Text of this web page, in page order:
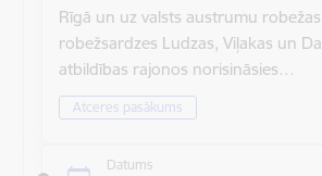
Rīgā un uz valsts austrumu
robežsardzes Ludzas, Viļakas un
atbildības rajonos norisināsies…
Atceres pasākums
Datums